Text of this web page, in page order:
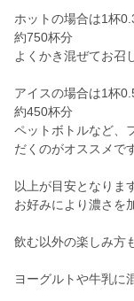
ホットの場合は1杯
約750杯分
よくかき混ぜてお召
アイスの場合は1杯
約450杯分
ペットボトルなど、
だくのがオススメで
以上が目安となりま
お好みにより濃さを
飲む以外の楽しみ方
ヨーグルトや牛乳に